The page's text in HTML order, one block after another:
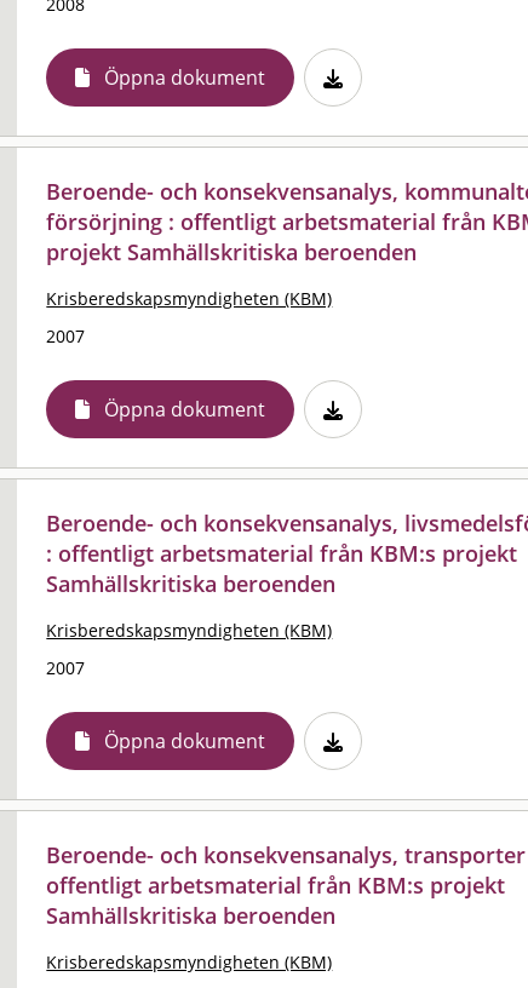
Öppna dokument
Beroende- och konsekvensanalys,
försörjning : offentligt arbetsmaterial från
projekt Samhällskritiska beroenden
Krisberedskapsmyndigheten (KBM)
2007
Öppna dokument
Beroende- och konsekvensanalys,
: offentligt arbetsmaterial från KBM:s projekt
Samhällskritiska beroenden
Krisberedskapsmyndigheten (KBM)
2007
Öppna dokument
Beroende- och konsekvensanalys,
offentligt arbetsmaterial från KBM:s projekt
Samhällskritiska beroenden
Krisberedskapsmyndigheten (KBM)